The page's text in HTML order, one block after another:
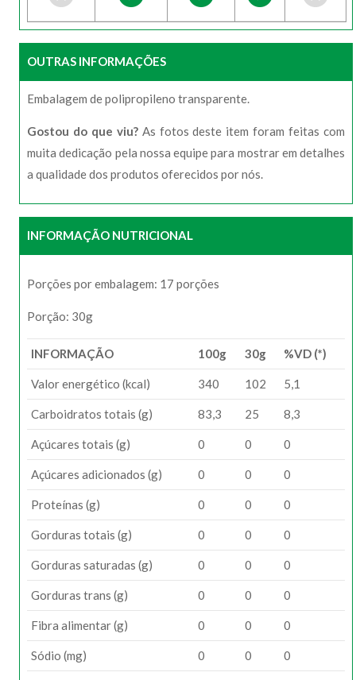
OUTRAS INFORMAÇÕES
Embalagem de polipropileno transparente.
Gostou do que viu?As fotos deste item foram feitas com
muita dedicação pela nossa equipe para mostrar em detalhes
a qualidade dos produtos oferecidos por nós.
INFORMAÇÃO NUTRICIONAL
Porções por embalagem: 17 porções
Porção: 30g
INFORMAÇÃO 100g 30g %VD (*)
Valor energético (kcal) 340 102 5,1
Carboidratos totais (g) 83,3 25 8,3
Açúcares totais (g) 0 0 0
Açúcares adicionados (g) 0 0 0
Proteínas (g) 0 0 0
Gorduras totais (g) 0 0 0
Gorduras saturadas (g) 0 0 0
Gorduras trans (g) 0 0 0
Fibra alimentar (g) 0 0 0
Sódio (mg) 0 0 0